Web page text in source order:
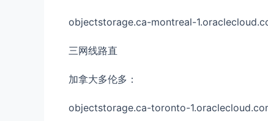
objectstorage.ca-montreal-
三网线路直
加拿大多伦多：
objectstorage.ca-toronto-